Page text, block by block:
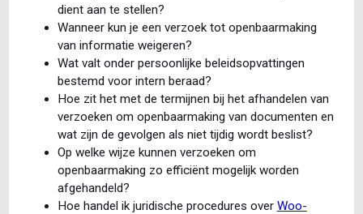
dient aan te stellen?
Wanneer kun je een verzoek tot openbaarmaking
van informatie weigeren?
Wat valt onder persoonlijke beleidsopvattingen
bestemd voor intern beraad?
Hoe zit het met de termijnen bij het afhandelen van
verzoeken om openbaarmaking van documenten en
wat zijn de gevolgen als niet tijdig wordt beslist?
Op welke wijze kunnen verzoeken om
openbaarmaking zo efficiënt mogelijk worden
afgehandeld?
Hoe handel ik juridische procedures over Woo-